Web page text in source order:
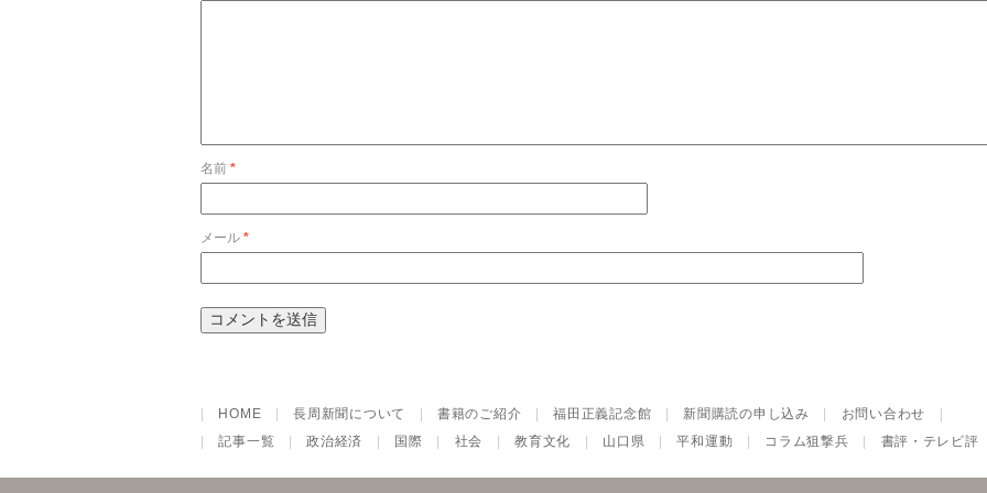
名前 *
メール *
HOME |長周新聞について |書籍のご紹介 |福田正義記念館 新聞購読の申し込み お問い合わせ
|記事一覧 |政治経済 国際 社会 |教育文化 山口県 |平和運動 コラム狙撃兵 書評・テレビ評